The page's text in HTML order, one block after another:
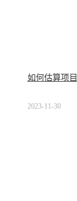
如何估算项
2023-11-30